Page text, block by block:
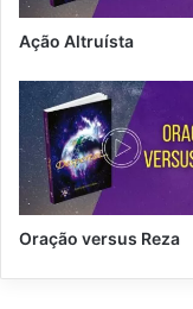
Ação Altruísta
Oração versus Reza